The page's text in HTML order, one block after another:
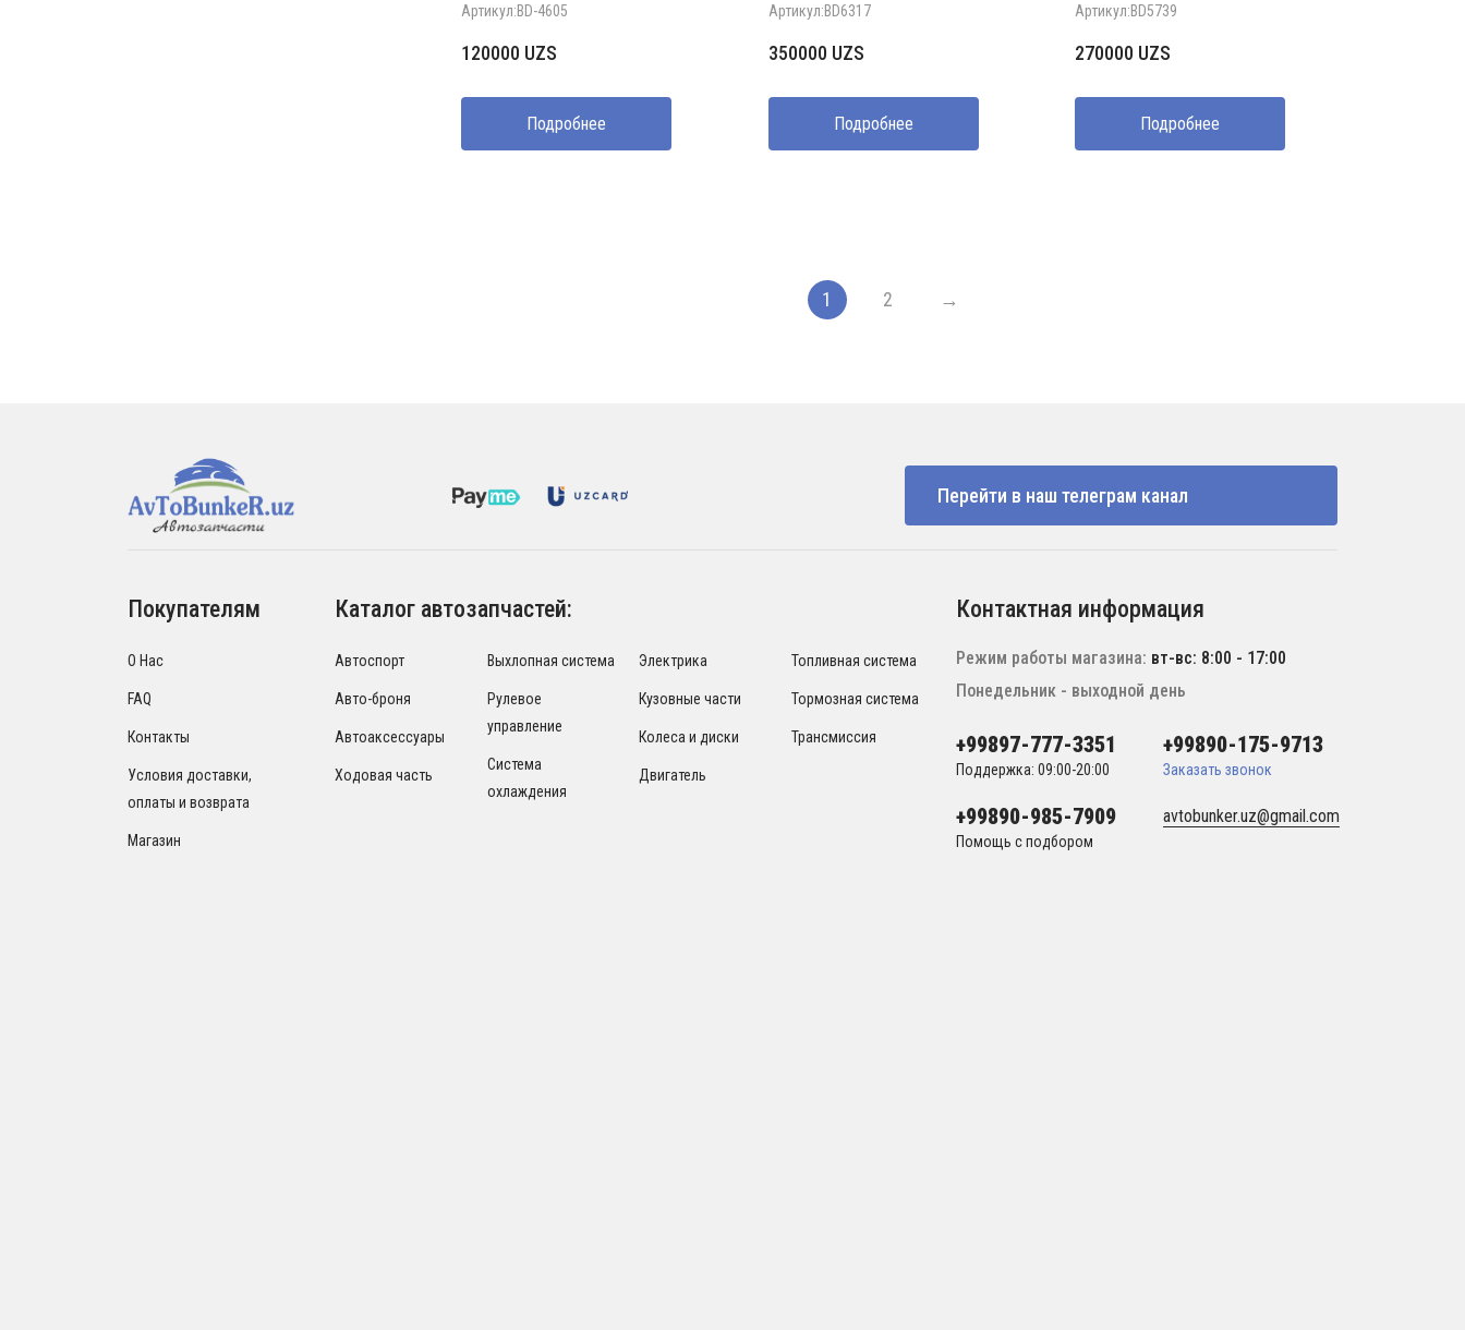
Артикул:BD-4605
120000 UZS
Подробнее
Артикул:BD6317
350000 UZS
Подробнее
Артикул:BD5739
270000 UZS
Подробнее
1 2 →
Перейти в наш телеграм канал
Покупателям
О Нас
FAQ
Контакты
Условия доставки,
оплаты и возврата
Магазин
Каталог автозапчастей:
Автоспорт
Авто-броня
Автоаксессуары
Ходовая часть
Выхлопная система
Рулевое
управление
Система
охлаждения
Электрика
Кузовные части
Колеса и диски
Двигатель
Топливная система
Тормозная система
Трансмиссия
Контактная информация
Режим работы магазина: вт-вс: 8:00 - 17:00
Понедельник - выходной день
+99897-777-3351
Поддержка: 09:00-20:00
+99890-175-9713
Заказать звонок
+99890-985-7909
Помощь с подбором
avtobunker.uz@gmail.com